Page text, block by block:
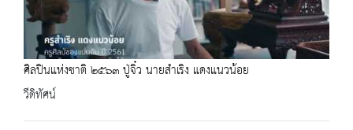
ศิลปินแห่งชาติ ๒๕๖๓ ปู่จิ๋ว นายสำเริง แดงแนวน้อย
วีดิทัศน์